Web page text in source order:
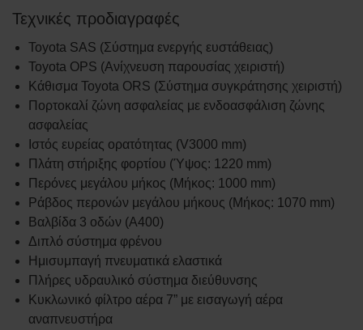
Τεχνικές προδιαγραφές
Toyota SAS (Σύστημα ενεργής ευστάθειας)
Toyota OPS (Ανίχνευση παρουσίας χειριστή)
Κάθισμα Toyota ORS (Σύστημα συγκράτησης χειριστή)
Πορτοκαλί ζώνη ασφαλείας με ενδοασφάλιση ζώνης
ασφαλείας
Ιστός ευρείας ορατότητας (V3000 mm)
Πλάτη στήριξης φορτίου (Ύψος: 1220 mm)
Περόνες μεγάλου μήκος (Μήκος: 1000 mm)
Ράβδος περονών μεγάλου μήκους (Μήκος: 1070 mm)
Βαλβίδα 3 οδών (A400)
Διπλό σύστημα φρένου
Ημισυμπαγή πνευματικά ελαστικά
Πλήρες υδραυλικό σύστημα διεύθυνσης
Κυκλωνικό φίλτρο αέρα 7” με εισαγωγή αέρα
αναπνευστήρα